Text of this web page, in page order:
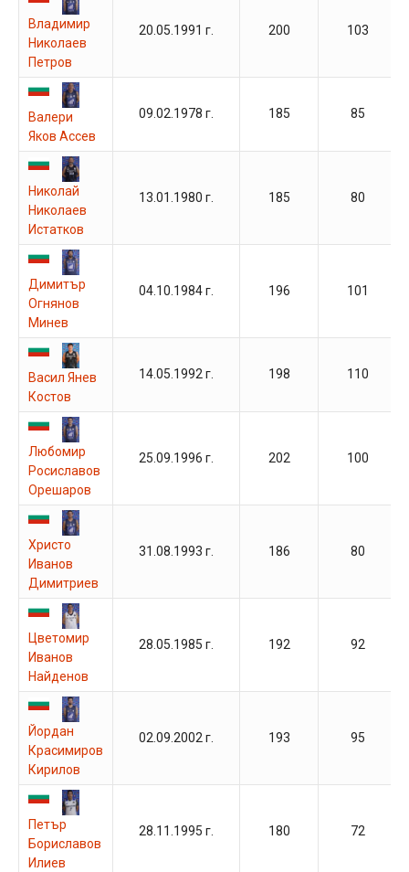
Владимир
Николаев
Петров
20.05.1991 г. 200 103
Валери
Яков Ассев
09.02.1978 г. 185 85
Николай
Николаев
Истатков
13.01.1980 г. 185 80
Димитър
Огнянов
Минев
04.10.1984 г. 196 101
Васил Янев
Костов
14.05.1992 г. 198 110
Любомир
Росиславов
Орешаров
25.09.1996 г. 202 100
Христо
Иванов
Димитриев
31.08.1993 г. 186 80
Цветомир
Иванов
Найденов
28.05.1985 г. 192 92
Йордан
Красимиров
Кирилов
02.09.2002 г. 193 95
Петър
Бориславов
Илиев
28.11.1995 г. 180 72